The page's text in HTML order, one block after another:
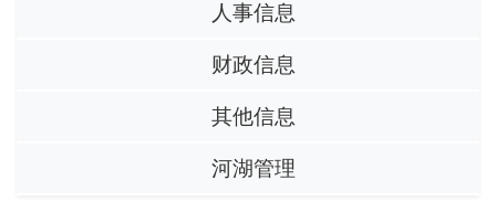
人事信息
财政信息
其他信息
河湖管理